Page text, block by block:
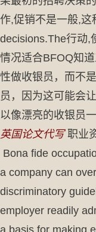
作,促销不是一般,这
decisions.The行动,
情况适合BFOQ知
性做收银员，而不
员，因为这可能会
以像漂亮的收银员
英国论文代写职业
Bona fide
a company can
discriminatory
employer readily